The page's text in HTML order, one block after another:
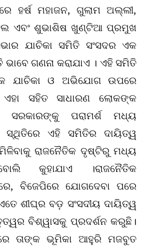
ହର୍ଷ ମହାଜନ, ଗୁଲାମ ଅଲ୍ଲୀ,
ଏବଂ ଶୁଭାଶିଷ ଖୁଣ୍ଟିଆ ପ୍ରମୁଖ
ଯାଚିକା ସମିତି ସଂସଦର ଏକ
ଗଣନା କରାଯାଏ । ଏହି ସମିତି
ଯାଚିକା ଓ ଅଭିଯୋଗ ଉପରେ
ଏହା ସହିତ ସାଧାରଣ ଲୋକଙ୍କ
ସରକାରଙ୍କୁ ପରାମର୍ଶ ମଧ୍ୟ
ସ୍ଥିତିରେ ଏହି ସମିତିର ଦାୟିତ୍ୱ
ରାଜନୈତିକ ଦୃଷ୍ଟିରୁ ମଧ୍ୟ
କୁହାଯାଏ ।ରାଜନୈତିକ
ବିଜେପିରେ ଯୋଗଦେବା ପରେ
ଶୀଘ୍ର ବଡ଼ ସଂସଦୀୟ ଦାୟିତ୍ୱ
ବିଶ୍ୱାସକୁ ପ୍ରଦର୍ଶନ କରୁଛି।
ତାଙ୍କ ଭୂମିକା ଆହୁରି ମଜବୁତ